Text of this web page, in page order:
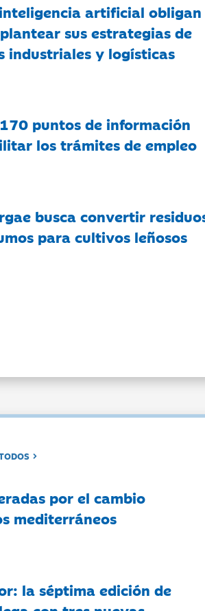
artificial obligan
sus estrategias de
industriales y logísticas
puntos de información
los trámites de empleo
busca convertir
para cultivos leñosos
por el cambio
mediterráneos
la séptima edición de